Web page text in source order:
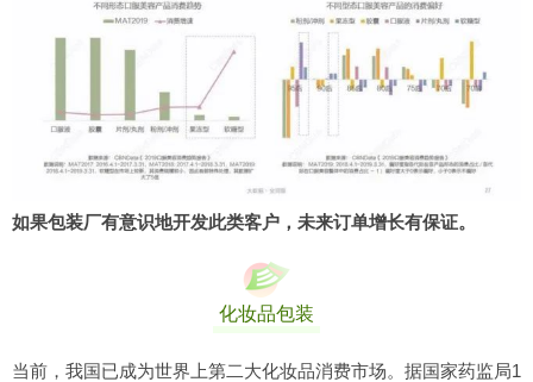
如果包装厂有意识地开发此类客户，未来订单增长有保证。
化妆品包装
当前，我国已成为世界上第二大化妆品消费市场。据国家药监局1